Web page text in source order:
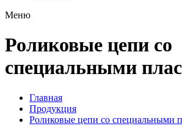
Меню
Роликовые цепи со
специальными
Главная
Продукция
Роликовые цепи со специальными